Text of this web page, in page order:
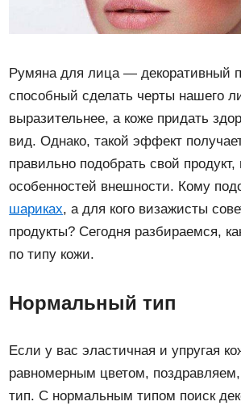
Румяна для лица — декоративный
способный сделать черты нашего
выразительнее, а коже придать
вид. Однако, такой эффект
правильно подобрать свой продукт,
особенностей внешности. Кому
шариках, а для кого визажисты
продукты? Сегодня разбираемся,
по типу кожи.
Нормальный тип
Если у вас эластичная и упругая
равномерным цветом,
тип. С нормальным типом поиск